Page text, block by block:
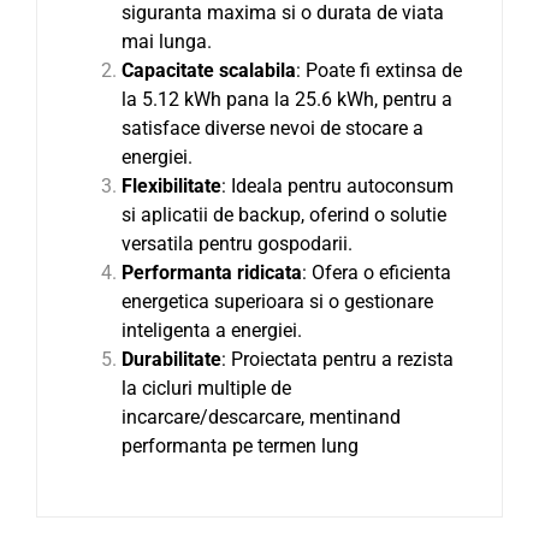
siguranta maxima si o durata de viata
mai lunga.
Capacitate scalabila: Poate fi extinsa de
la 5.12 kWh pana la 25.6 kWh, pentru a
satisface diverse nevoi de stocare a
energiei.
Flexibilitate: Ideala pentru autoconsum
si aplicatii de backup, oferind o solutie
versatila pentru gospodarii.
Performanta ridicata: Ofera o eficienta
energetica superioara si o gestionare
inteligenta a energiei.
Durabilitate: Proiectata pentru a rezista
la cicluri multiple de
incarcare/descarcare, mentinand
performanta pe termen lung